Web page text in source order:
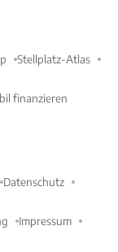
Stellplatz-Atlas
finanzieren
Datenschutz
Impressum